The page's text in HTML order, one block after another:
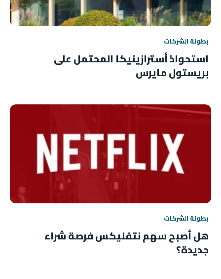
بطولة الشركات
استحواذ أسترازينيكا المحتمل على
بريستول مايرس
بطولة الشركات
هل أصبح سهم نتفليكس فرصة شراء
جديدة؟